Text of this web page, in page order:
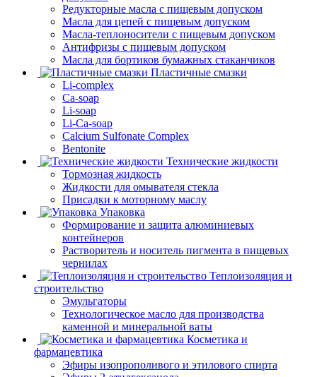
Редукторные масла с пищевым допуском
Масла для цепей с пищевым допуском
Масла-теплоносители с пищевым допуском
Антифризы с пищевым допуском
Масла для бортиков бумажных стаканчиков
Пластичные смазки
Li-complex
Ca-soap
Li-soap
Li-Ca-soap
Calcium Sulfonate Complex
Bentonite
Технические жидкости
Тормозная жидкость
Жидкости для омывателя стекла
Присадки к моторному маслу
Упаковка
Формирование и защита алюминиевых
контейнеров
Растворитель и носитель пигмента в пищевых
чернилах
Теплоизоляция и
строительство
Эмульгаторы
Технологическое масло для производства
каменной и минеральной ваты
Косметика и
фармацевтика
Эфиры изопрополивого и этилового спирта